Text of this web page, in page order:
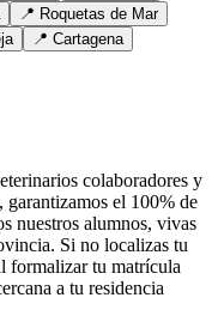
📍 Roquetas de Mar
📍 Cartagena
colaboradores y
garantizamos el 100% de
nuestros alumnos, vivas
Si no localizas tu
formalizar tu matrícula
a tu residencia